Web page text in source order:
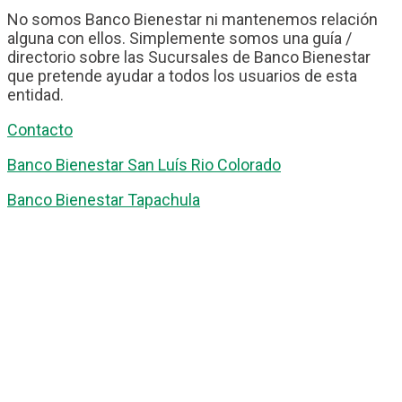
No somos Banco Bienestar ni mantenemos relación
alguna con ellos. Simplemente somos una guía /
directorio sobre las Sucursales de Banco Bienestar
que pretende ayudar a todos los usuarios de esta
entidad.
Contacto
Banco Bienestar San Luís Rio Colorado
Banco Bienestar Tapachula